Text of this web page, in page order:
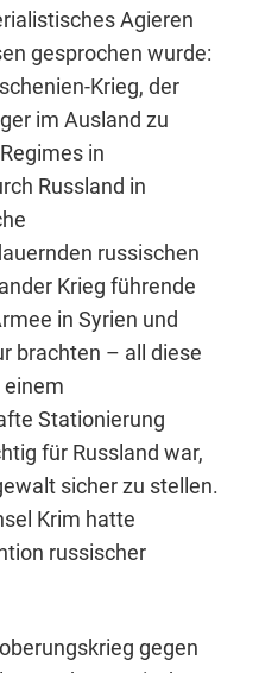
Agieren
gesprochen wurde:
Krieg, der
im Ausland zu
in
Russland in
russischen
Krieg führende
in Syrien und
brachten – all diese
Stationierung
für Russland war,
sicher zu stellen.
Krim hatte
russischer
gegen